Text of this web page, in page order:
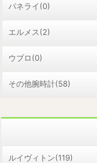
パネライ(0)
エルメス(2)
ウブロ(0)
その他腕時計(58)
ルイヴィトン(119)